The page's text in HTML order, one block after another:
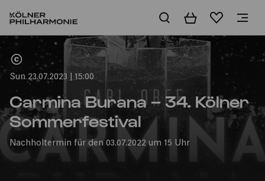
BasketWishlist
Home
Sun 23.07.2023 | 15:00
Carmina Burana – 34. Kölner
Sommerfestival
Nachholtermin für den 03.07.2022 um 15 Uhr